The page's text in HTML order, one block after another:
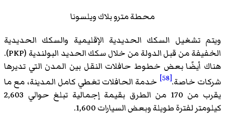
محطة مترو بلاك ويلسونا
ويتم تشغيل السكك الحديدية الإقليمية والسكك الحديدية
الخفيفة من قبل الدولة من خلال سكك الحديد البولندية (PKP).
هناك أيضًا بعض خطوط حافلات النقل بين المدن التي تديرها
شركات خاصة.[58]
خدمة الحافلات تغطي كامل المدينة، مع ما
يقرب من 170 من الطرق بقيمة إجمالية تبلغ حوالي 2,603
كيلومتر لفترة طويلة وبعض السيارات 1,600.